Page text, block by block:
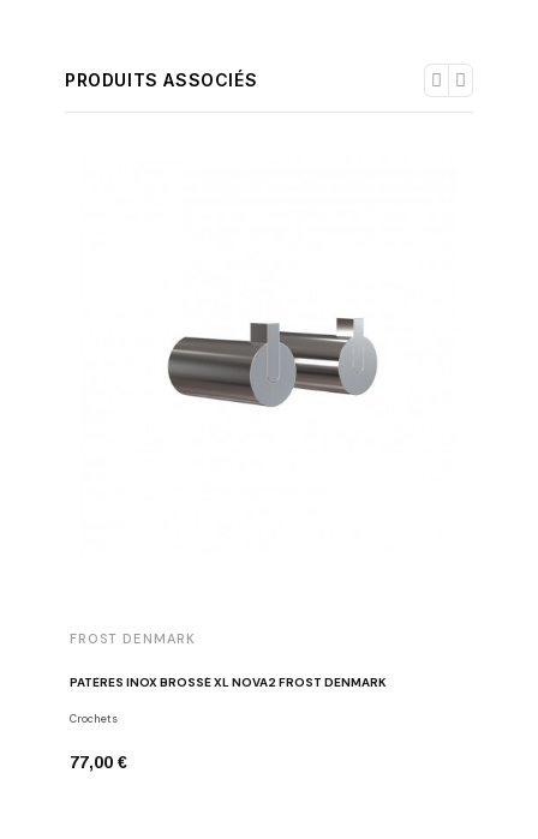
PRODUITS ASSOCIÉS
FROST DENMARK
PATÈRES INOX BROSSÉ XL NOVA2 FROST DENMARK
Crochets
77,00 €